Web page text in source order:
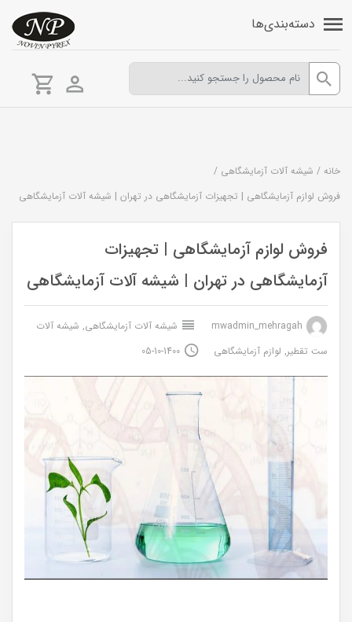
دسته‌بندی‌ها
خانه / شیشه آلات آزمایشگاهی /
فروش لوازم آزمایشگاهی | تجهیزات آزمایشگاهی در تهران | شیشه آلات آزمایشگاهی
فروش لوازم آزمایشگاهی | تجهیزات
آزمایشگاهی در تهران | شیشه آلات آزمایشگاهی
شیشه آلات آزمایشگاهی, شیشه آلات
ست تقطیر, لوازم آزمایشگاهی 1400-10-05